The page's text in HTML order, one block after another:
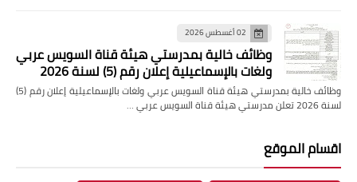
02 أغسطس 2026
وظائف خالية بمدرستي هيئة قناة السويس عربي
ولغات بالإسماعيلية إعلان رقم (5) لسنة 2026
وظائف خالية بمدرستي هيئة قناة السويس عربي ولغات بالإسماعيلية إعلان رقم (5)
لسنة 2026 تعلن مدرستي هيئة قناة السويس عربي …
اقسام الموقع